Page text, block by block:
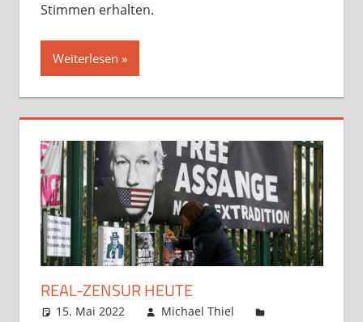
Stimmen erhalten.
Weiterlesen
REAL-ZENSUR HEUTE
15. Mai 2022
Michael Thiel